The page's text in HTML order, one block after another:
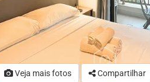
Veja mais fotos Compartilhar